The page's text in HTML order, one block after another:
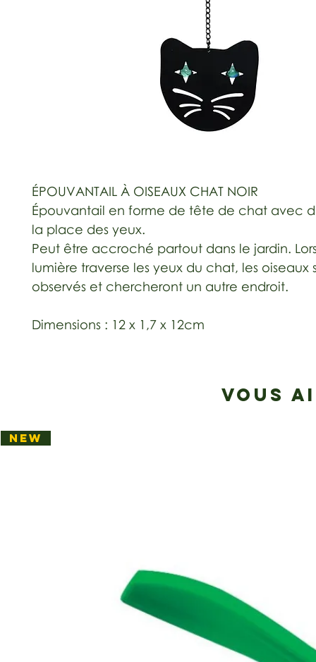
ÉPOUVANTAIL À OISEAUX CHAT NOIR
Épouvantail en forme de tête de chat avec
la place des yeux.
Peut être accroché partout dans le jardin.
lumière traverse les yeux du chat, les oiseaux
observés et chercheront un autre endroit.
Dimensions : 12 x 1,7 x 12cm
VOUS
NEW